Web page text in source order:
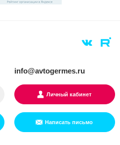
info@avtogermes.ru
Личный кабинет
Написать письмо